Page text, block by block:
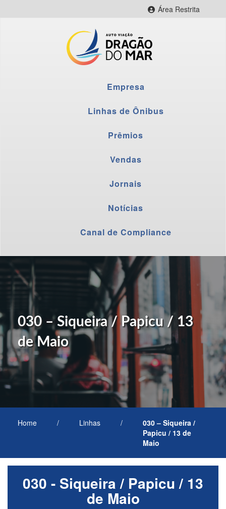
Área Restrita
CityBus Combustível
CityBus Colaborador
Empresa
Linhas de Ônibus
Prêmios
Vendas
Jornais
Notícias
Canal de Compliance
030 – Siqueira / Papicu / 13
de Maio
Home / Linhas /
030 – Siqueira /
Papicu / 13 de
Maio
030 - Siqueira / Papicu / 13
de Maio